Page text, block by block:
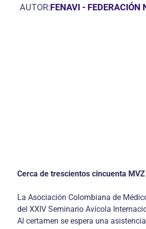
AUTOR:FENAVI - FEDERACIÓN
Cerca de trescientos cincuenta
La Asociación Colombiana de
del XXIV Seminario Avícola
Al certamen se espera una